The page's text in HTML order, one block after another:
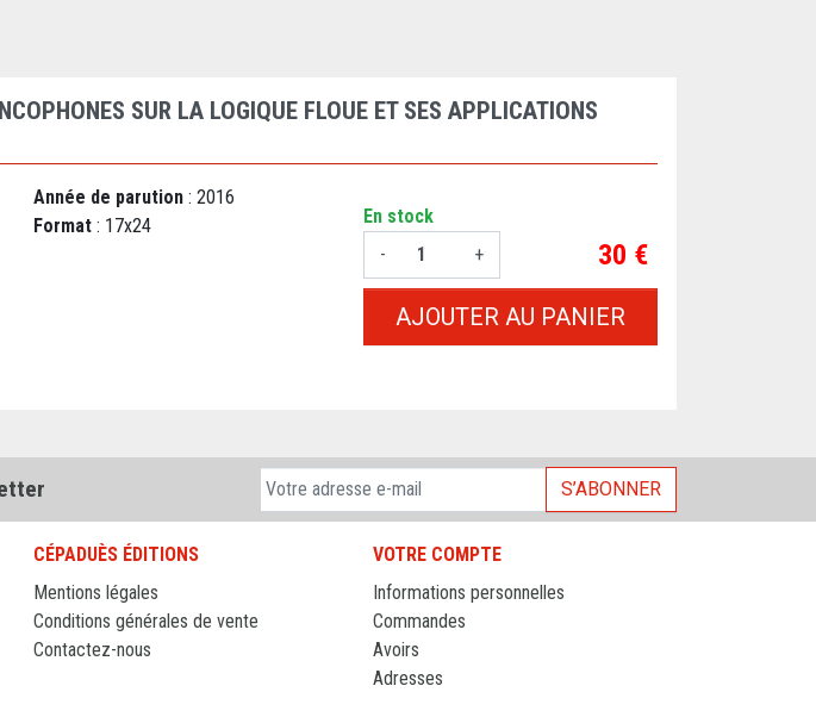
SUR LA LOGIQUE FLOUE ET SES APPLICATIONS
Année de parution : 2016
Format : 17x24
En stock
-
+ Prix
30 €
AJOUTER AU PANIER
S’ABONNER
CÉPADUÈS ÉDITIONS
Mentions légales
Conditions générales de vente
Contactez-nous
VOTRE COMPTE
Informations personnelles
Commandes
Avoirs
Adresses